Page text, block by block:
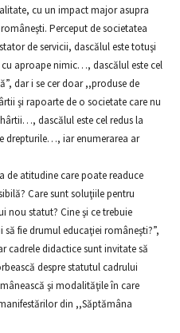
cu un impact major asupra
Perceput de societatea
de servicii, dascălul este totuşi
aproape nimic…, dascălul este cel
dar i se cer doar ,,produse de
şi rapoarte de o societate care nu
dascălul este cel redus la
drepturile…, iar enumerarea ar
de atitudine care poate readuce
Care sunt soluţiile pentru
nou statut? Cine şi ce trebuie
fie drumul educaţiei româneşti?”,
cadrele didactice sunt invitate să
despre statutul cadrului
şi modalităţile în care
din ,,Săptămâna